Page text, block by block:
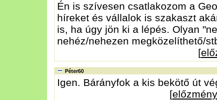
Én is szívesen csatlakozom a
híreket és vállalok is szakaszt
is, ha úgy jön ki a lépés. Olyan
nehéz/nehezen megközelíthető/
[
Péter60
Igen. Bárányfok a kis bekötő út
[előzmény